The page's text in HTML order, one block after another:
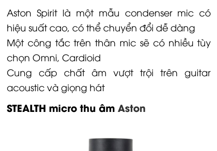
Aston Spirit là một mẫu condenser mic có
hiệu suất cao, có thể chuyển đổi dễ dàng
Một công tắc trên thân mic sẽ có nhiều tùy
chọn Omni, Cardioid
Cung cấp chất âm vượt trội trên guitar
acoustic và giọng hát
STEALTH micro thu âmAston